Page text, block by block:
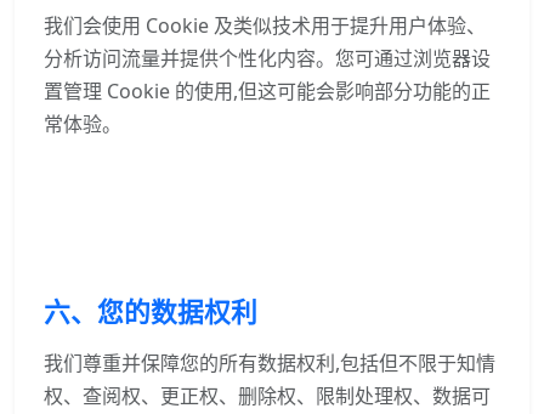
我们会使用 Cookie 及类似技术用于提升用户体验、
分析访问流量并提供个性化内容。您可通过浏览器设
置管理 Cookie 的使用,但这可能会影响部分功能的正
常体验。
六、您的数据权利
我们尊重并保障您的所有数据权利,包括但不限于知情
权、查阅权、更正权、删除权、限制处理权、数据可